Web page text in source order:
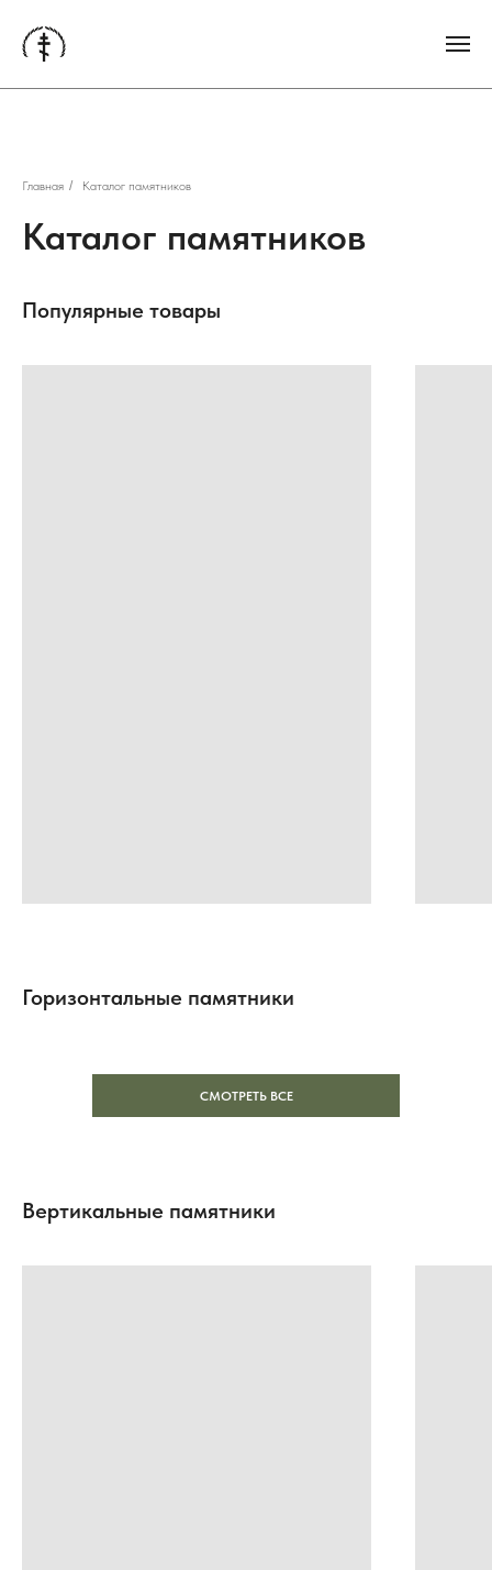
Главная / Каталог памятников
Каталог памятников
Популярные товары
Горизонтальные памятники
СМОТРЕТЬ ВСЕ
Вертикальные памятники